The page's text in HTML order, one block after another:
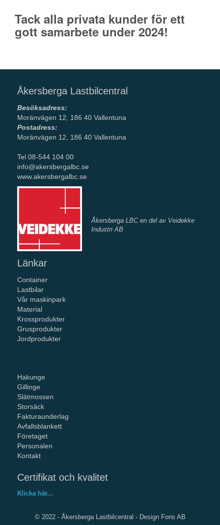
Tack alla privata kunder för ett
gott samarbete under 2024!
Åkersberga Lastbilcentral
Besöksadress:
Moränvägen 12, 186 40 Vallentuna
Postadress:
Moränvägen 12, 186 40 Vallentuna
Tel 08-544 104 00
info@akersbergalbc.se
www.akersbergalbc.se
Åkersberga LBC en del av Veidekke
Industri AB
Länkar
Container
Lastbilar
Vår maskinpark
Material
Krossprodukter
Grusprodukter
Jordprodukter
Hakunge
Gillinge
Slätmossen
Storsäck
Fakturaunderlag
Avfallsblankett
Företaget
Personalen
Kontakt
Certifikat och kvalitet
Klicka här...
© 2022 - Åkersberga Lastbilcentral - Design Fons AB